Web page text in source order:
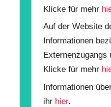
Klicke für mehr
Auf der Website
Informationen
Externenzugangs
Klicke für mehr
Informationen
ihr hier.